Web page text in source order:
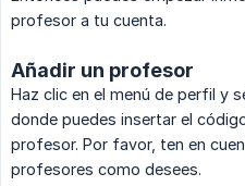
profesor a tu cuenta.
Añadir un profesor
Haz clic en el menú de perfil y
donde puedes insertar el
profesor. Por favor, ten en
profesores como desees.